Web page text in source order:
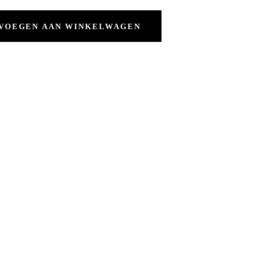
AAN WINKELWAGEN